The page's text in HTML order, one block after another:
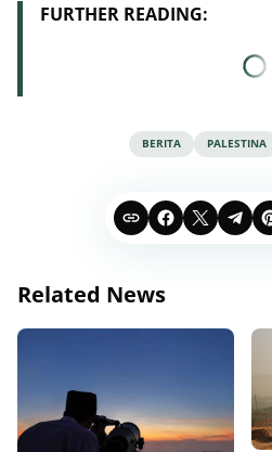
FURTHER READING:
BERITA PALESTINA
Related News